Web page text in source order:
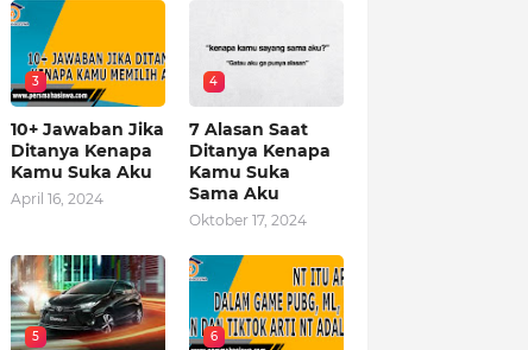
3
10+ Jawaban Jika
Ditanya Kenapa
Kamu Suka Aku
April 16, 2024
4
7 Alasan Saat
Ditanya Kenapa
Kamu Suka
Sama Aku
Oktober 17, 2024
5 6